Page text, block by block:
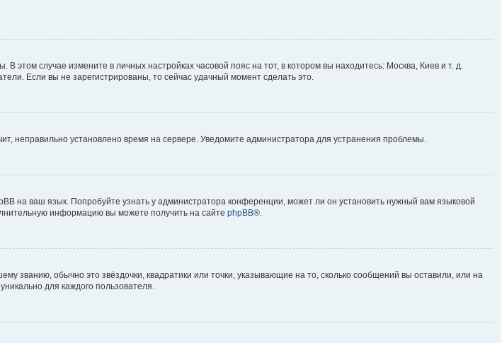
этом случае измените в личных настройках часовой пояс на тот, в котором вы находитесь: Москва, Киев и т. д.
Если вы не зарегистрированы, то сейчас удачный момент сделать это.
неправильно установлено время на сервере. Уведомите администратора для устранения проблемы.
на ваш язык. Попробуйте узнать у администратора конференции, может ли он установить нужный вам языковой
информацию вы можете получить на сайте phpBB®.
званию, обычно это звёздочки, квадратики или точки, указывающие на то, сколько сообщений вы оставили, или на
для каждого пользователя.